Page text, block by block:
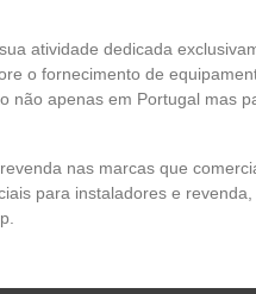
atividade dedicada
o fornecimento de
não apenas em Portugal mas
nas marcas que
para instaladores e